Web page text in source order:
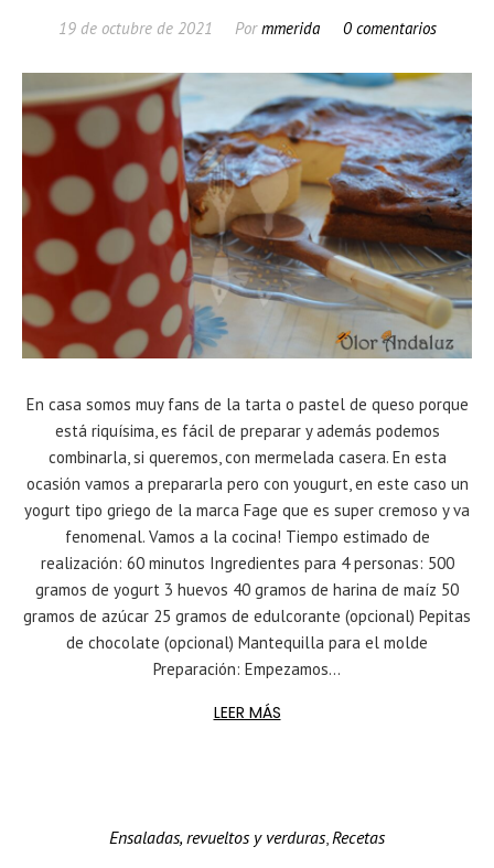
19 de octubre de 2021 Pormmerida 0 comentarios
En casa somos muy fans de la tarta o pastel de queso porque
está riquísima, es fácil de preparar y además podemos
combinarla, si queremos, con mermelada casera. En esta
ocasión vamos a prepararla pero con yougurt, en este caso un
yogurt tipo griego de la marca Fage que es super cremoso y va
fenomenal. Vamos a la cocina! Tiempo estimado de
realización: 60 minutos Ingredientes para 4 personas: 500
gramos de yogurt 3 huevos 40 gramos de harina de maíz 50
gramos de azúcar 25 gramos de edulcorante (opcional) Pepitas
de chocolate (opcional) Mantequilla para el molde
Preparación: Empezamos...
LEER MÁS
Ensaladas, revueltos y verduras, Recetas